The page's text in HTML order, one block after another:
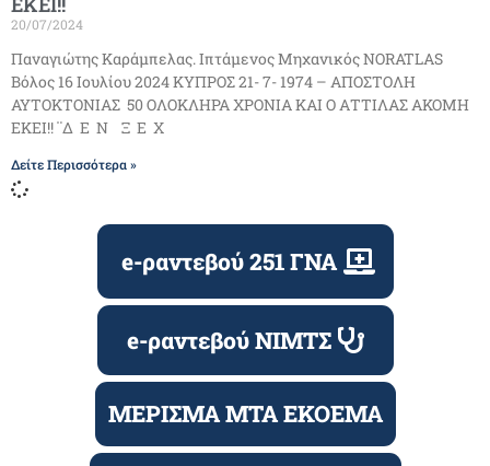
20/07/2024
Παναγιώτης Καράμπελας. Ιπτάμενος Μηχανικός NORATLAS
Βόλος 16 Ιουλίου 2024 ΚΥΠΡΟΣ 21- 7- 1974 – ΑΠΟΣΤΟΛΗ
ΑΥΤΟΚΤΟΝΙΑΣ 50 ΟΛΟΚΛΗΡΑ ΧΡΟΝΙΑ ΚΑΙ Ο ΑΤΤΙΛΑΣ ΑΚΟΜΗ
ΕΚΕΙ!! ¨Δ Ε Ν Ξ Ε Χ
Δείτε Περισσότερα »
e-ραντεβού 251 ΓΝΑ
e-ραντεβού ΝΙΜΤΣ
ΜΕΡΙΣΜΑ ΜΤΑ ΕΚΟΕΜΑ